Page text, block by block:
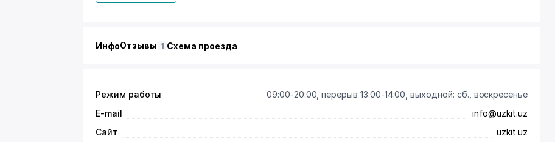
ИнфоОтзывы 1 Схема проезда
Режим работы
09:00-20:00, перерыв 13:00-14:00, выходной: сб., воскресенье
E-mail
info@uzkit.uz
Сайт
uzkit.uz